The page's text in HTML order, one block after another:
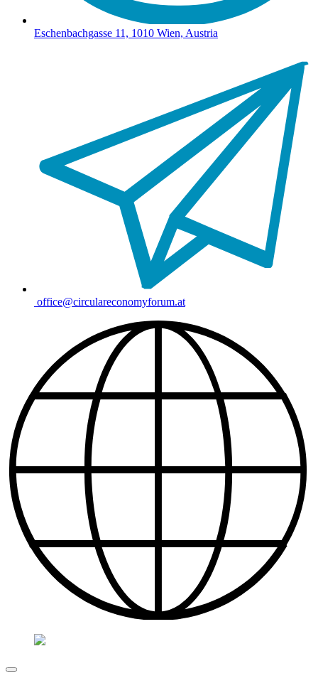
Eschenbachgasse 11, 1010 Wien, Austria
office@circulareconomyforum.at